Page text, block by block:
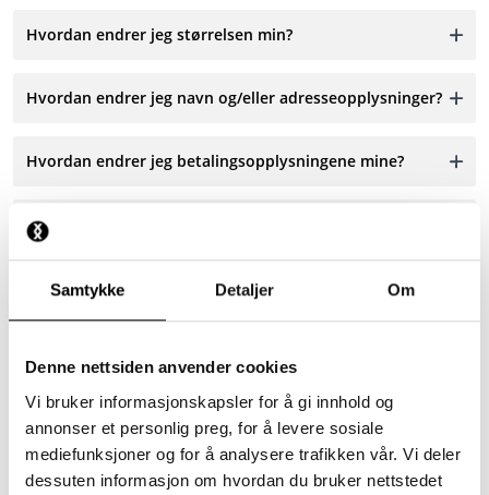
Samtykke Detaljer Om
Denne nettsiden anvender cookies
Vi bruker informasjonskapsler for å gi innhold og
annonser et personlig preg, for å levere sosiale
mediefunksjoner og for å analysere trafikken vår. Vi deler
dessuten informasjon om hvordan du bruker nettstedet
Hvordan endrer jeg størrelsen min?
Hvordan endrer jeg navn og/eller adresseopplysninger?
Hvordan endrer jeg betalingsopplysningene mine?
Hvordan melder jeg meg av nyhetsbrevet?
Hvordan kan jeg slette dataene mine?
Ta kontakt